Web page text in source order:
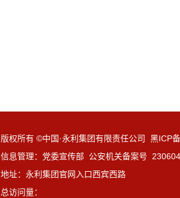
版权所有 ©中国·永利集团有限责任公司 黑ICP
信息管理：党委宣传部 公安机关备案号
地址：永利集团官网入口西宾西路
总访问量：